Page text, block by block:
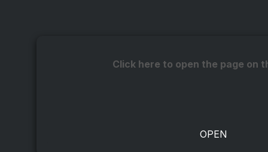
Click here to open the page on